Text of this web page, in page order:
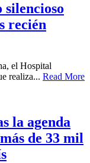
recién
el Hospital
realiza... Read More
la agenda
de 33 mil